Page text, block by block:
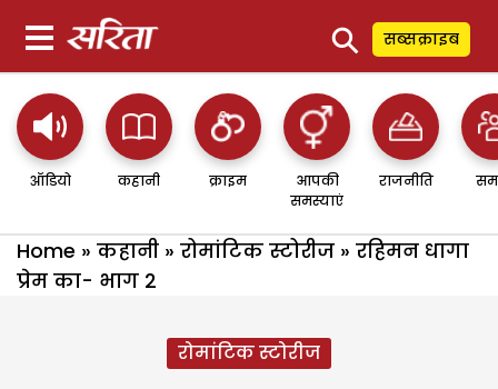
⚲ सब्सक्राइब
ऑडियो कहानी क्राइम
आपकी
समस्याएं
राजनीति
Home » कहानी » रोमांटिक स्टोरीज » रहिमन धागा
प्रेम का- भाग 2
रोमांटिक स्टोरीज